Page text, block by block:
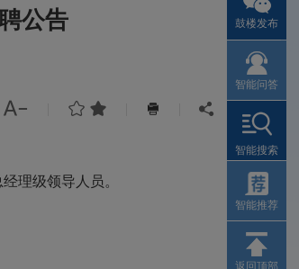
公告
    
理级领导人员 。
鼓楼发布
智能问答
智能搜索
智能推荐
返回顶部